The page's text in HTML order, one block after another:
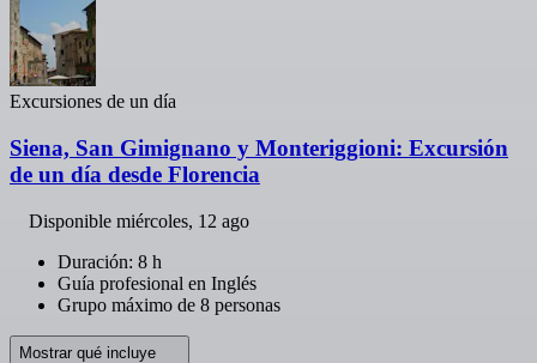
Excursiones de un día
Siena, San Gimignano y Monteriggioni: Excursión
de un día desde Florencia
Disponible miércoles, 12 ago
Duración: 8 h
Guía profesional en Inglés
Grupo máximo de 8 personas
Mostrar qué incluye